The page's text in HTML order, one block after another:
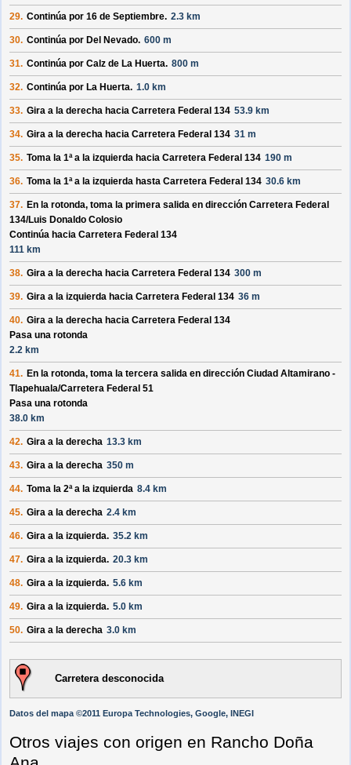
29. Continúa por 16 de Septiembre. 2.3 km
30. Continúa por Del Nevado. 600 m
31. Continúa por Calz de La Huerta. 800 m
32. Continúa por La Huerta. 1.0 km
33. Gira a la derecha hacia Carretera Federal 134 53.9 km
34. Gira a la derecha hacia Carretera Federal 134 31 m
35. Toma la 1ª a la izquierda hacia Carretera Federal 134 190 m
36. Toma la 1ª a la izquierda hasta Carretera Federal 134 30.6 km
37. En la rotonda, toma la primera salida en dirección Carretera Federal
134/Luis Donaldo Colosio
Continúa hacia Carretera Federal 134
111 km
38. Gira a la derecha hacia Carretera Federal 134 300 m
39. Gira a la izquierda hacia Carretera Federal 134 36 m
40. Gira a la derecha hacia Carretera Federal 134
Pasa una rotonda
2.2 km
41. En la rotonda, toma la tercera salida en dirección Ciudad Altamirano -
Tlapehuala/Carretera Federal 51
Pasa una rotonda
38.0 km
42. Gira a la derecha 13.3 km
43. Gira a la derecha 350 m
44. Toma la 2ª a la izquierda 8.4 km
45. Gira a la derecha 2.4 km
46. Gira a la izquierda. 35.2 km
47. Gira a la izquierda. 20.3 km
48. Gira a la izquierda. 5.6 km
49. Gira a la izquierda. 5.0 km
50. Gira a la derecha 3.0 km
Carretera desconocida
Datos del mapa ©2011 Europa Technologies, Google, INEGI
Otros viajes con origen en Rancho Doña